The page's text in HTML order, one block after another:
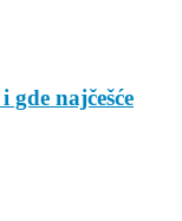
gde najčešće